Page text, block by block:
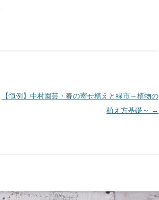
【恒例】中村園芸・春の寄せ植えと緑市～植物の
植え方基礎～ →